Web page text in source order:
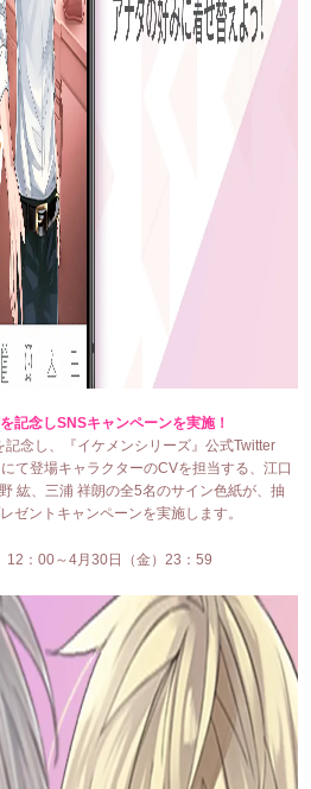
記念しSNSキャンペーンを実施！
記念し、『イケメンシリーズ』公式Twitter
にて登場キャラクターのCVを担当する、江口
紘、三浦 祥朗の全5名のサイン色紙が、抽
ゼントキャンペーンを実施します。
12：00～4月30日（金）23：59